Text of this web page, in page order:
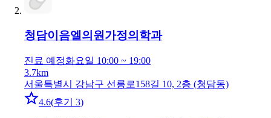
청담이음엘의원 가정의학과
진료 예정화요일 10:00 ~ 19:00
3.7km
서울특별시 강남구 선릉로158길 10, 2층 (청담동)
4.6(후기 3)